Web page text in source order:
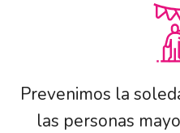
Prevenimos la
las personas